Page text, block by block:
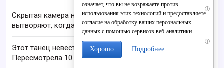
i
Скрытая камера на пляже Крыма: Что люди
вытворяют, когда их не видят...
i
Этот танец невесты оставит вас без слов!
Пересмотрела 10 раз
означает, что вы не возражаете против
использования этих технологий и предоставляете
согласие на обработку ваших персональных
данных с помощью сервисов веб-аналитики.
Хорошо Подробнее